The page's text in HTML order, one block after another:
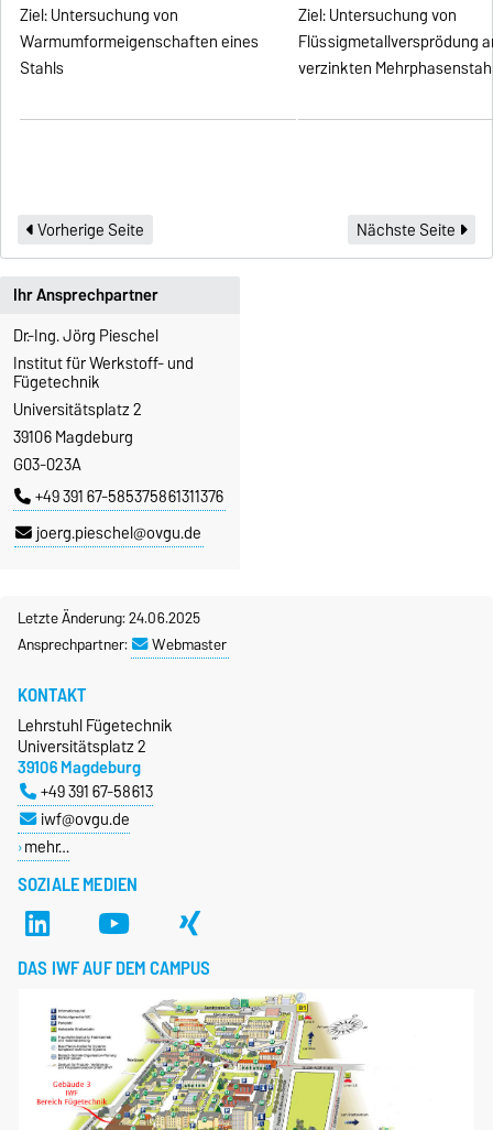
Ziel: Untersuchung von
Warmumformeigenschaften eines
Stahls
Ziel: Untersuchung von
Flüssigmetallversprödung
verzinkten
Vorherige Seite Nächste Seite
Ihr Ansprechpartner
Dr.-Ing. Jörg Pieschel
Institut für Werkstoff- und
Fügetechnik
Universitätsplatz 2
39106 Magdeburg
G03-023A
+49 391 67-585375861311376
joerg.pieschel@ovgu.de
Letzte Änderung: 24.06.2025
Ansprechpartner:
Webmaster
SOZIALE MEDIEN
KONTAKT
Lehrstuhl Fügetechnik
Universitätsplatz 2
39106 Magdeburg
+49 391 67-58613
iwf@ovgu.de
mehr…
DAS IWF AUF DEM CAMPUS